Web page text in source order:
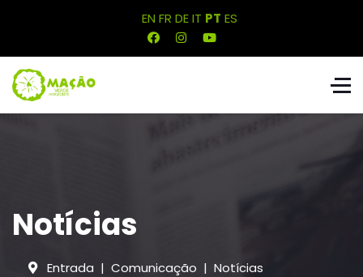
EN FR DEIT PT ES
Notícias
Entrada Comunicação
Notícias